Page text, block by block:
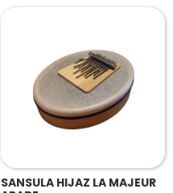
SANSULA HIJAZ LA MAJEUR